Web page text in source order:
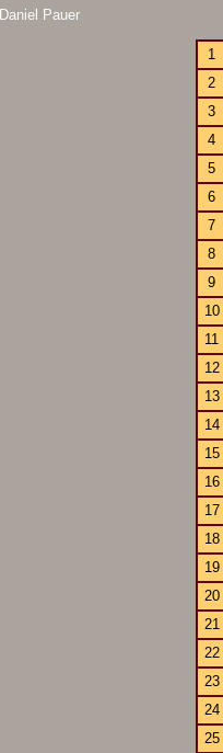
Daniel Pauer
1
2
3
4
5
6
7
8
9
10
11
12
13
14
15
16
17
18
19
20
21
22
23
24
25